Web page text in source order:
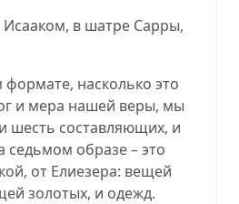
Исааком, в шатре Сарры,
насколько это
и мера нашей веры, мы
шесть составляющих, и
седьмом образе – это
от Елиезера: вещей
золотых, и одежд.